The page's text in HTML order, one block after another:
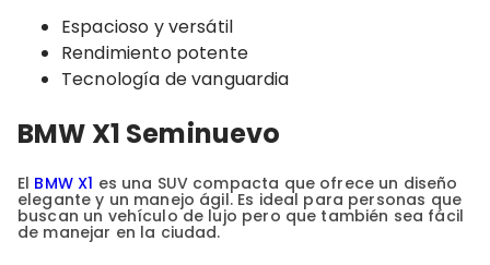
Espacioso y versátil
Rendimiento potente
Tecnología de vanguardia
BMW X1 Seminuevo
El BMW X1 es una SUV compacta que ofrece un diseño
elegante y un manejo ágil. Es ideal para personas que
buscan un vehículo de lujo pero que también sea fácil
de manejar en la ciudad.